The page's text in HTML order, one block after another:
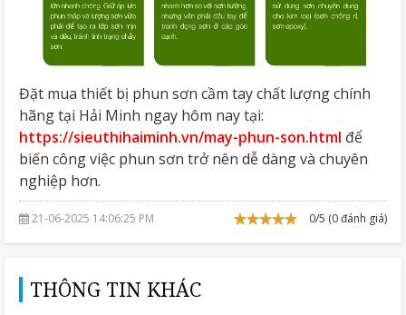
Đặt mua thiết bị phun sơn cầm tay chất lượng chính
hãng tại Hải Minh ngay hôm nay tại:
https://sieuthihaiminh.vn/may-phun-son.html để
biến công việc phun sơn trở nên dễ dàng và chuyên
nghiệp hơn.
21-06-2025 14:06:25 PM 0/5 (0 đánh giá)
THÔNG TIN KHÁC